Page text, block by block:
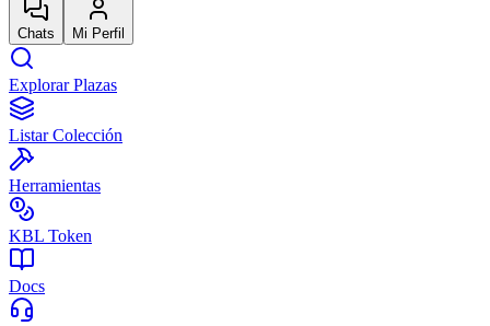
Chats Mi Perfil
Explorar Plazas
Listar Colección
Herramientas
KBL Token
Docs